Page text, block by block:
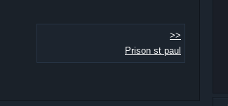
>>
Prison st paul